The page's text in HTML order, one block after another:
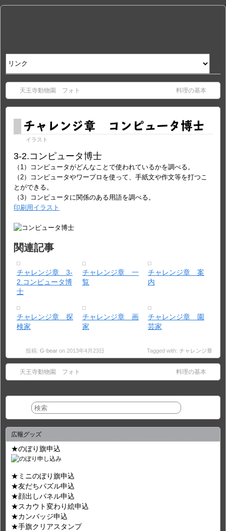
天王寺動物園 フォト 料理の基本
チャレンジ章 コンピュータ博士
イラスト
3-2.コンピュータ博士
（1）コンピュータがどんなことで使われているかを調べる。
（2）コンピュータやワープロを使って、手紙文や作文等を打つこ
とができる。
（3）コンピュータに関係のある用語を調べる。
印刷用イラスト
関連記事
チャレンジ章 3-
2.コンピュータ博
士
チャレンジ章 一
覧
チャレンジ章 案
内
チャレンジ章 探
検家
チャレンジ章 画
家
チャレンジ章 園
芸家
投稿: G-bear on 2013年4月23日 Tagged with: チャレンジ章
天王寺動物園 フォト 料理の基本
広報グッズ
★のぼり旗申込
★ミニのぼり旗申込
★友だちパズル申込
★顔出しパネル申込
★スカウト変わり絵申込
★カンバッジ申込
★手旗クリアスタンプ